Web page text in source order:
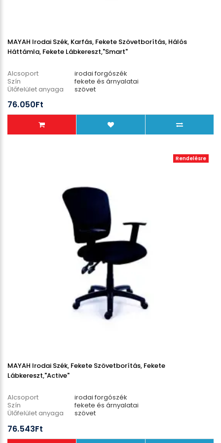
MAYAH Irodai Szék, Karfás, Fekete Szövetborítás, Hálós
Háttámla, Fekete Lábkereszt,"Smart"
Alcsoport
irodai forgószék
Szín
fekete és árnyalatai
Ülőfelület anyaga
szövet
Teherbírás
76.050Ft
Rendelésre
MAYAH Irodai Szék, Fekete Szövetborítás, Fekete
Lábkereszt,"Active"
Alcsoport
irodai forgószék
Szín
fekete és árnyalatai
Ülőfelület anyaga
szövet
Teherbírás
76.543Ft